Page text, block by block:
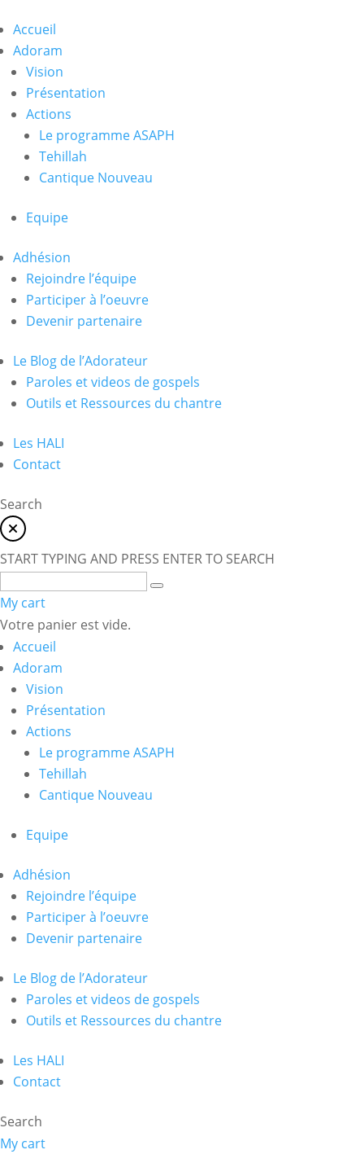
Accueil
Adoram
Vision
Présentation
Actions
Le programme ASAPH
Tehillah
Cantique Nouveau
Equipe
Adhésion
Rejoindre l’équipe
Participer à l’oeuvre
Devenir partenaire
Le Blog de l’Adorateur
Paroles et videos de gospels
Outils et Ressources du chantre
Les HALI
Contact
Search
START TYPING AND PRESS ENTER TO SEARCH
My cart
Votre panier est vide.
Accueil
Adoram
Vision
Présentation
Actions
Le programme ASAPH
Tehillah
Cantique Nouveau
Equipe
Adhésion
Rejoindre l’équipe
Participer à l’oeuvre
Devenir partenaire
Le Blog de l’Adorateur
Paroles et videos de gospels
Outils et Ressources du chantre
Les HALI
Contact
Search
My cart